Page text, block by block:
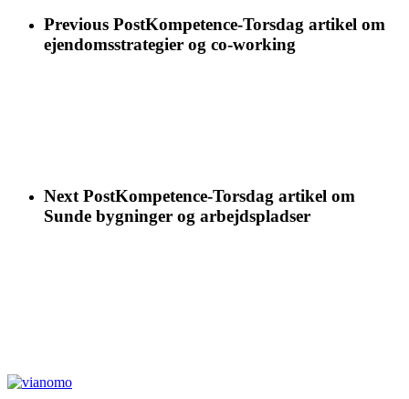
Previous PostKompetence-Torsdag artikel om
ejendomsstrategier og co-working
Next PostKompetence-Torsdag artikel om
Sunde bygninger og arbejdspladser